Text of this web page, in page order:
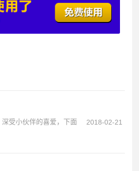
受小伙伴的喜爱，下面
2018-02-21